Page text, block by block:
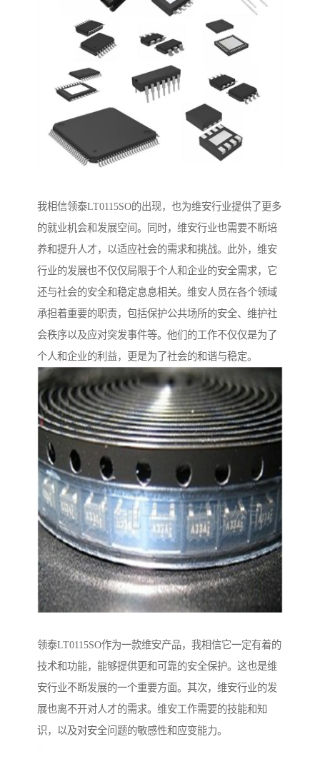
我相信领泰LT0115SO的出现，也为维安行业提供了更多
的就业机会和发展空间。同时，维安行业也需要不断培
养和提升人才，以适应社会的需求和挑战。此外，维安
行业的发展也不仅仅局限于个人和企业的安全需求，它
还与社会的安全和稳定息息相关。维安人员在各个领域
承担着重要的职责，包括保护公共场所的安全、维护社
会秩序以及应对突发事件等。他们的工作不仅仅是为了
个人和企业的利益，更是为了社会的和谐与稳定。
领泰LT0115SO作为一款维安产品，我相信它一定有着的
技术和功能，能够提供更和可靠的安全保护。这也是维
安行业不断发展的一个重要方面。其次，维安行业的发
展也离不开对人才的需求。维安工作需要的技能和知
识，以及对安全问题的敏感性和应变能力。